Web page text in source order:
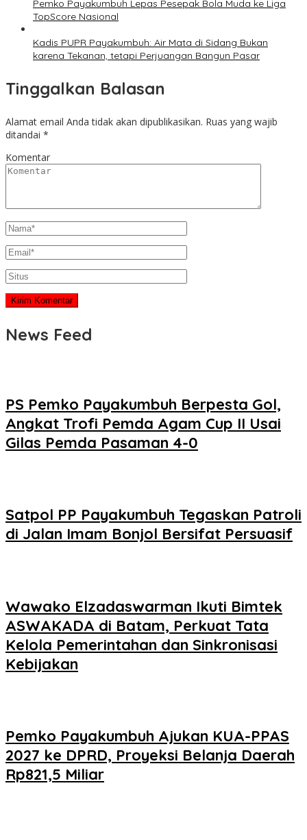
Pemko Payakumbuh Lepas Pesepak Bola Muda ke Liga
TopScore Nasional
Kadis PUPR Payakumbuh: Air Mata di Sidang Bukan
karena Tekanan, tetapi Perjuangan Bangun Pasar
Tinggalkan Balasan
Alamat email Anda tidak akan dipublikasikan. Ruas yang wajib
ditandai *
Komentar
News Feed
PS Pemko Payakumbuh Berpesta Gol,
Angkat Trofi Pemda Agam Cup II Usai
Gilas Pemda Pasaman 4-0
Satpol PP Payakumbuh Tegaskan Patroli
di Jalan Imam Bonjol Bersifat Persuasif
Wawako Elzadaswarman Ikuti Bimtek
ASWAKADA di Batam, Perkuat Tata
Kelola Pemerintahan dan Sinkronisasi
Kebijakan
Pemko Payakumbuh Ajukan KUA-PPAS
2027 ke DPRD, Proyeksi Belanja Daerah
Rp821,5 Miliar